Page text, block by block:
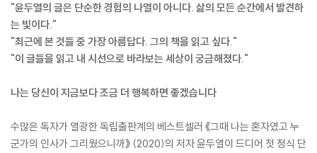
"윤두열의 글은 단순한 경험의 나열이 아니다. 삶의 모든 순간에서 발견하
는 빛이다."
"최근에 본 것들 중 가장 아름답다. 그의 책을 읽고 싶다."
"이 글들을 읽고 내 시선으로 바라보는 세상이 궁금해졌다."
나는 당신이 지금보다 조금 더 행복하면 좋겠습니다
수많은 독자가 열광한 독립출판계의 베스트셀러 《그때 나는 혼자였고 누
군가의 인사가 그리웠으니까》 (2020)의 저자 윤두열이 드디어 첫 정식 단